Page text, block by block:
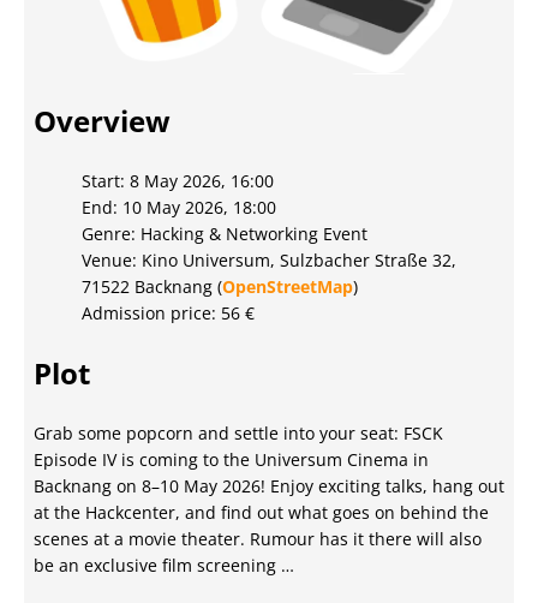
Overview
Start: 8 May 2026, 16:00
End: 10 May 2026, 18:00
Genre: Hacking & Networking Event
Venue: Kino Universum, Sulzbacher Straße 32,
71522 Backnang (OpenStreetMap)
Admission price: 56 €
Plot
Grab some popcorn and settle into your seat: FSCK
Episode IV is coming to the Universum Cinema in
Backnang on 8–10 May 2026! Enjoy exciting talks, hang out
at the Hackcenter, and find out what goes on behind the
scenes at a movie theater. Rumour has it there will also
be an exclusive film screening …